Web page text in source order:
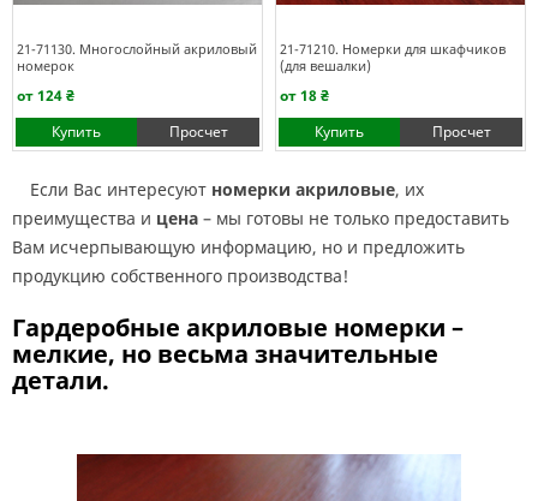
21-71130. Многослойный акриловый
номерок
от 124 ₴
Купить
Просчет
21-71210. Номерки для шкафчиков
(для вешалки)
от 18 ₴
Купить
Просчет
Если Вас интересуют номерки акриловые, их
преимущества и цена – мы готовы не только предоставить
Вам исчерпывающую информацию, но и предложить
продукцию собственного производства!
Гардеробные акриловые номерки –
мелкие, но весьма значительные
детали.